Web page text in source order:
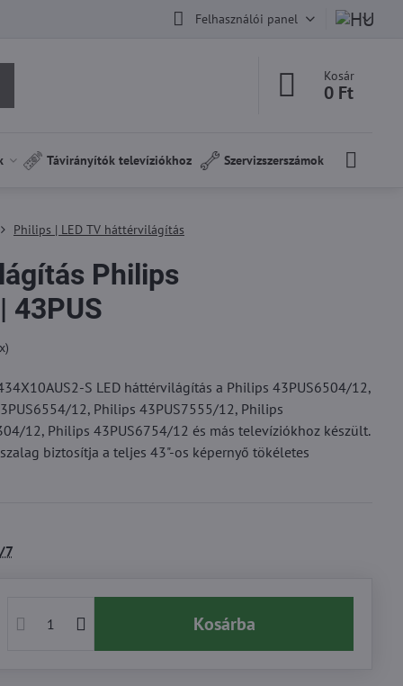
Felhasználói panel
Kosár
0 Ft
Távirányítók televíziókhoz Szervizszerszámok
Philips | LED TV háttérvilágítás
Philips
43PUS
S LED háttérvilágítás a Philips 43PUS6504/12,
12, Philips 43PUS7555/12, Philips
12, Philips 43PUS6754/12 és más televíziókhoz készült.
biztosítja a teljes 43"-os képernyő tökéletes
7
Kosárba